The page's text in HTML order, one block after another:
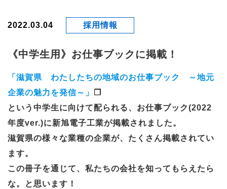
2022.03.04 採用情報
《中学生用》お仕事ブックに掲載！
「滋賀県 わたしたちの地域のお仕事ブック ～地元
企業の魅力を発信～」
という中学生に向けて配られる、お仕事ブック(2022
年度ver.)に新旭電子工業が掲載されました。
滋賀県の様々な業種の企業が、たくさん掲載されてい
ます。
この冊子を通じて、私たちの会社を知ってもらえたら
な。と思います！